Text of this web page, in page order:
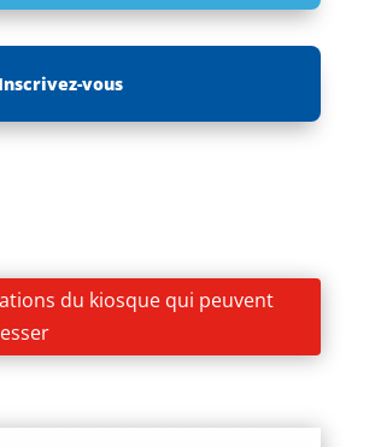
Inscrivez-vous
du kiosque qui peuvent